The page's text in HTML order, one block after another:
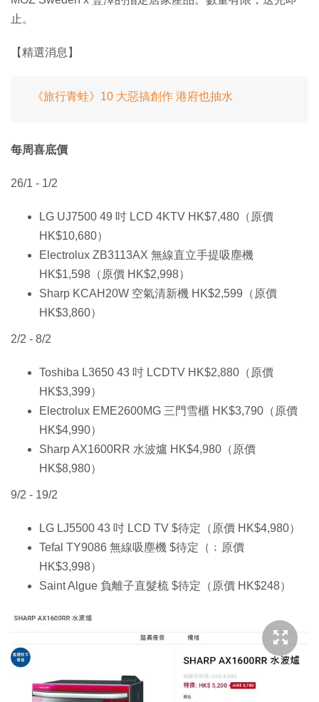
止。
【精選消息】
《旅行青蛙》10 大惡搞創作 港府也抽水
每周喜底價
26/1 - 1/2
LG UJ7500 49 吋 LCD 4KTV HK$7,480（原價
HK$10,680）
Electrolux ZB3113AX 無線直立手提吸塵機
HK$1,598（原價 HK$2,998）
Sharp KCAH20W 空氣清新機 HK$2,599（原價
HK$3,860）
2/2 - 8/2
Toshiba L3650 43 吋 LCDTV HK$2,880（原價
HK$3,399）
Electrolux EME2600MG 三門雪櫃 HK$3,790（原價
HK$4,990）
Sharp AX1600RR 水波爐 HK$4,980（原價
HK$8,980）
9/2 - 19/2
LG LJ5500 43 吋 LCD TV $待定（原價 HK$4,980）
Tefal TY9086 無線吸塵機 $待定（﹔原價
HK$3,998）
Saint Algue 負離子直髮梳 $待定（原價 HK$248）